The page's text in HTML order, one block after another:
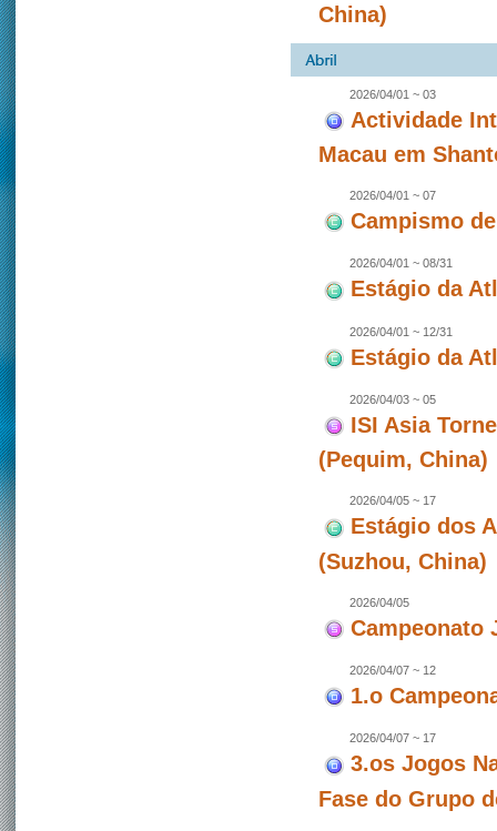
China)
2026/04/01 ~ 03
Actividade
Macau em
2026/04/01 ~ 07
Campismo
2026/04/01 ~ 08/31
Estágio da
2026/04/01 ~ 12/31
Estágio da
2026/04/03 ~ 05
ISI Asia
(Pequim, China)
2026/04/05 ~ 17
Estágio dos
(Suzhou, China)
2026/04/05
Campeonato
2026/04/07 ~ 12
1.o
2026/04/07 ~ 17
3.os Jogos
Fase do Grupo